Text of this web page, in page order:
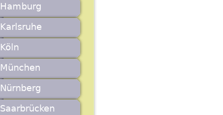
Hamburg
Karlsruhe
Köln
München
Nürnberg
Saarbrücken